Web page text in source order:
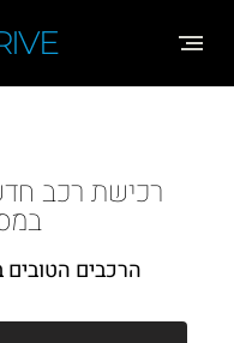
בְּאֲתָר
הַמְּסַיַּעַת
הרכבים הטובים